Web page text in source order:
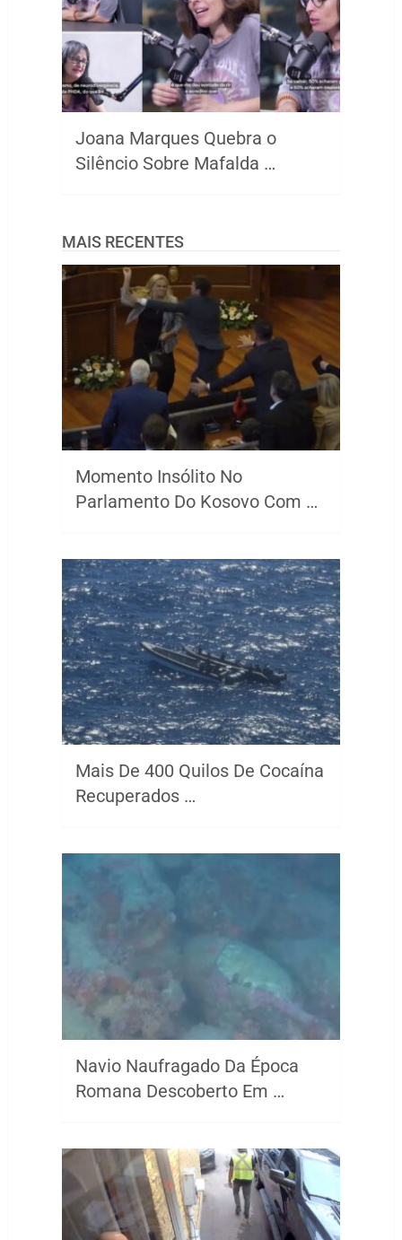
Joana Marques Quebra o
Silêncio Sobre Mafalda …
MAIS RECENTES
Momento Insólito No
Parlamento Do Kosovo Com …
Mais De 400 Quilos De Cocaína
Recuperados …
Navio Naufragado Da Época
Romana Descoberto Em …